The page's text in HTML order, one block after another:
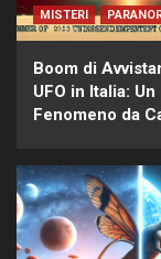
MISTERI
Boom di
UFO in Italia: Un
Fenomeno da